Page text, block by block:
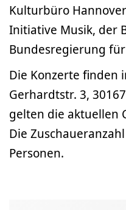
Kulturbüro
Initiative Musik, der
Bundesregierung
Die Konzerte finden
Gerhardtstr. 3,
gelten die aktuellen
Die
Personen.